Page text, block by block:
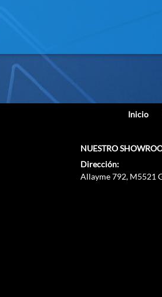
Inicio
NUESTRO
Dirección:
Allayme 792, M5521